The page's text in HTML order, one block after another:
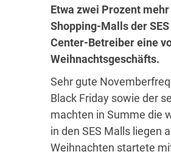
Etwa zwei Prozent
Shopping-Malls der
Center-Betreiber eine
Weihnachtsgeschäfts.
Sehr gute
Black Friday sowie der
machten in Summe die
in den SES Malls liegen
Weihnachten startete